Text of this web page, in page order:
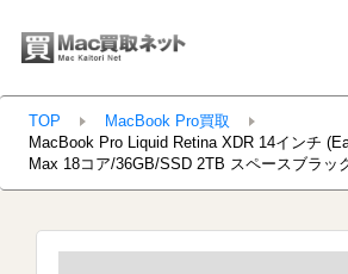
TOP
MacBook Pro買取
MacBook Pro Liquid Retina XDR 14インチ
Max 18コア/36GB/SSD 2TB スペースブラッ